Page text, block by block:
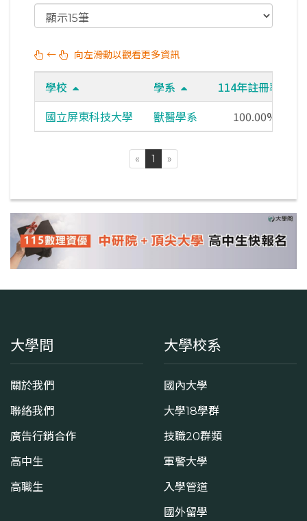
← 向左滑動以觀看更多資訊
學校 學系
114年註冊率
國立屏東科技大學
獸醫學系 100.00%
« 1 »
大學問
關於我們
聯絡我們
廣告行銷合作
高中生
高職生
大學校系
國內大學
大學18學群
技職20群類
軍警大學
入學管道
國外留學